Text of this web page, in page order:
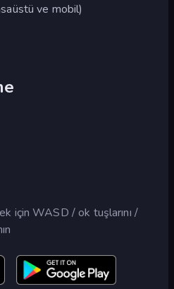
ve mobil)
için WASD / ok tuşlarını /